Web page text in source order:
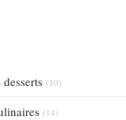
(10)
(14)